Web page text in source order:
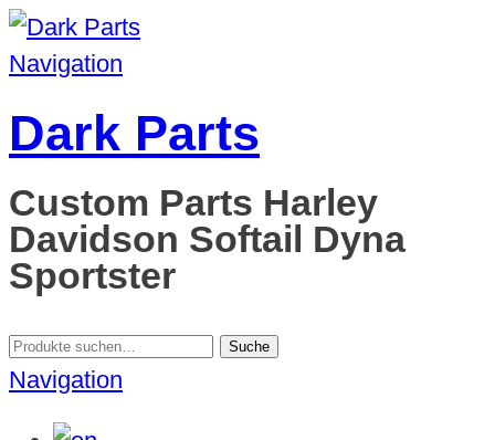
Navigation
Dark Parts
Custom Parts Harley
Davidson Softail Dyna
Sportster
Suche
nach:
Suche
Navigation